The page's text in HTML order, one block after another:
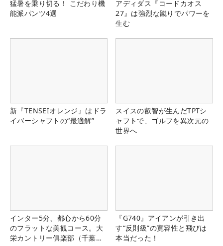
猛暑を乗り切る！ こだわり機
能派パンツ4選
アディダス『コードカオス
27』は強烈な蹴りでパワーを
生む
新『TENSEIオレンジ』はドラ
イバーシャフトの“最適解”
スイスの叡智が生んだTPTシ
ャフトで、ゴルフを異次元の
世界へ
インター5分、都心から60分
のフラットな美観コース。大
栄カントリー俱楽部（千葉
『G740』アイアンが引き出
す“反則級”の寛容性と飛びは
本当だった！